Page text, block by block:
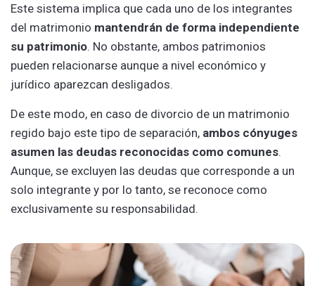
Este sistema implica que cada uno de los integrantes
del matrimonio mantendrán de forma independiente
su patrimonio. No obstante, ambos patrimonios
pueden relacionarse aunque a nivel económico y
jurídico aparezcan desligados.
De este modo, en caso de divorcio de un matrimonio
regido bajo este tipo de separación, ambos cónyuges
asumen las deudas reconocidas como comunes.
Aunque, se excluyen las deudas que corresponde a un
solo integrante y por lo tanto, se reconoce como
exclusivamente su responsabilidad.